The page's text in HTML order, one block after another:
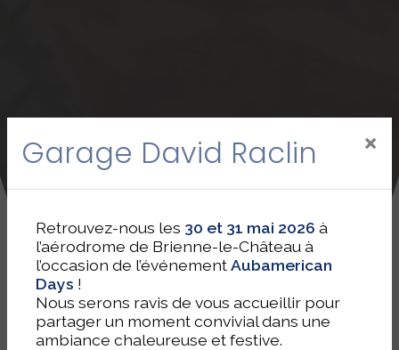
Garage David Raclin ×
Retrouvez-nous les 30 et 31 mai 2026 à
l’aérodrome de Brienne-le-Château à
l’occasion de l’événementAubamerican
Days !
Nous serons ravis de vous accueillir pour
partager un moment convivial dans une
ambiance chaleureuse et festive.